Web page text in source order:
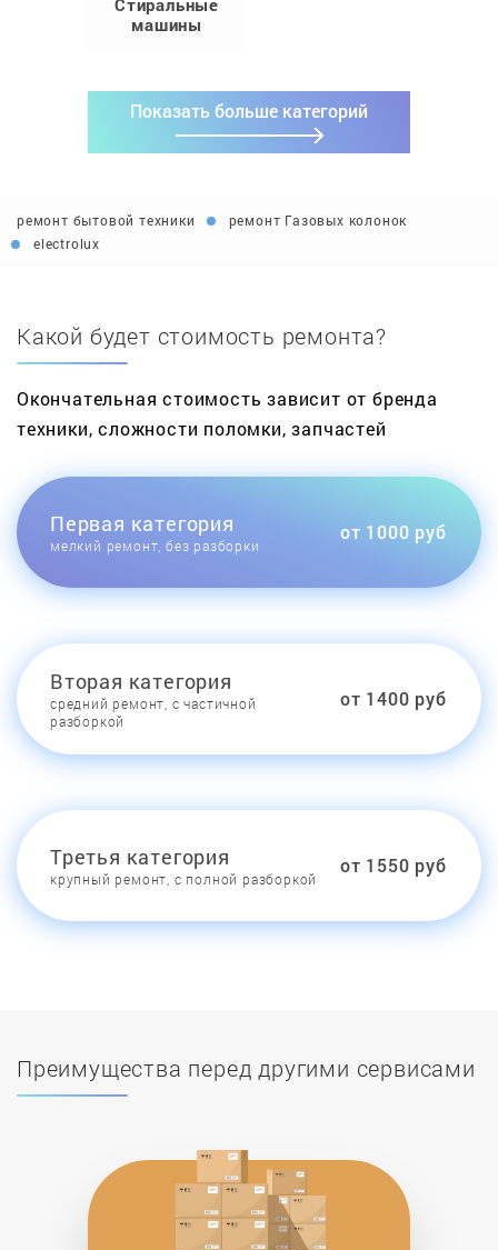
машины
Показать больше категорий
ремонт бытовой техники
ремонт Газовых колонок
electrolux
Какой будет стоимость ремонта?
Окончательная стоимость зависит от бренда
техники, сложности поломки, запчастей
Первая категория
мелкий ремонт, без разборки
от 1000 руб
Вторая категория
средний ремонт, с частичной
разборкой
от 1400 руб
Третья категория
крупный ремонт, с полной разборкой
от 1550 руб
Преимущества перед другими сервисами